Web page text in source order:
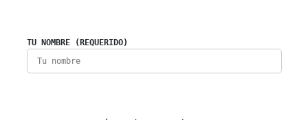
TU NOMBRE (REQUERIDO)